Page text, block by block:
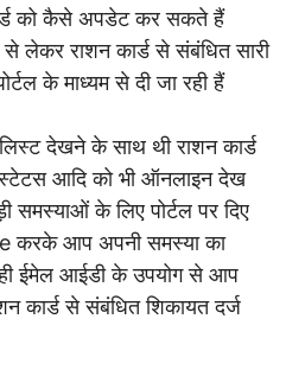
को कैसे अपडेट कर सकते हैं
लेकर राशन कार्ड से संबंधित सारी
के माध्यम से दी जा रही हैं
देखने के साथ थी राशन कार्ड
आदि को भी ऑनलाइन देख
समस्याओं के लिए पोर्टल पर दिए
करके आप अपनी समस्या का
ईमेल आईडी के उपयोग से आप
कार्ड से संबंधित शिकायत दर्ज